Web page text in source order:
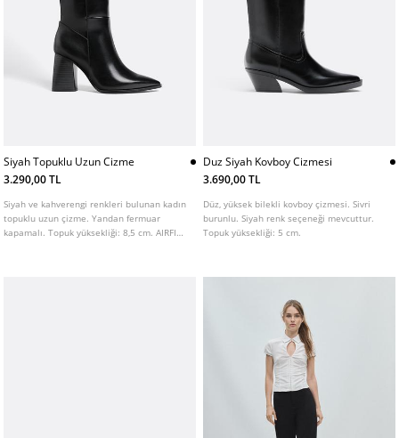
Siyah Topuklu Uzun Cizme
3.290,00 TL
Siyah ve kahverengi renkleri bulunan kadın
topuklu uzun çizme. Yandan fermuar
kapamalı. Topuk yüksekliği: 8,5 cm. AIRFIT
Duz Siyah Kovboy Cizmesi
3.690,00 TL
Düz, yüksek bilekli kovboy çizmesi. Sivri
burunlu. Siyah renk seçeneği mevcuttur.
Topuk yüksekliği: 5 cm.